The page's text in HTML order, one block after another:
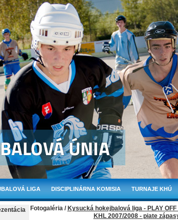
LIGA DISCIPLINÁRNA KOMISIA TURNAJE KHÚ
Fotogaléria / Kysucká hokejbalová liga - PLAY OFF
KHL 2007/2008 - piate